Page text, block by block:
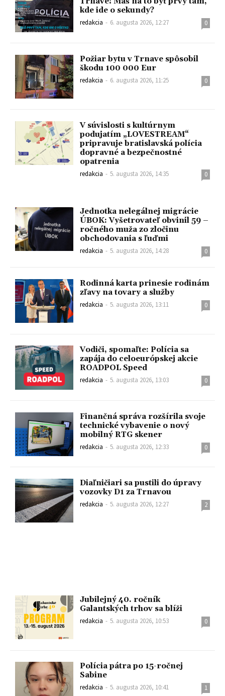
kde ide o sekundy?
redakcia - 6. augusta 2026, 12:27 0
Požiar bytu v Trnave spôsobil
škodu 100 000 Eur
redakcia - 6. augusta 2026, 11:25 0
V súvislosti s kultúrnym
podujatím „LOVESTREAM“
pripravuje bratislavská polícia
dopravné a bezpečnostné
opatrenia
redakcia - 5. augusta 2026, 14:35 0
Jednotka nelegálnej migrácie
ÚBOK: Vyšetrovateľ obvinil 59 –
ročného muža zo zločinu
obchodovania s ľuďmi
redakcia - 5. augusta 2026, 14:28 0
Rodinná karta prinesie rodinám
zľavy na tovary a služby
redakcia - 5. augusta 2026, 13:11 0
Vodiči, spomaľte: Polícia sa
zapája do celoeurópskej akcie
ROADPOL Speed
redakcia - 5. augusta 2026, 13:03 0
Finančná správa rozšírila svoje
technické vybavenie o nový
mobilný RTG skener
redakcia - 5. augusta 2026, 12:33 0
Diaľničiari sa pustili do úpravy
vozovky D1 za Trnavou
redakcia - 5. augusta 2026, 12:27 2
Jubilejný 40. ročník
Galantských trhov sa blíži
redakcia - 5. augusta 2026, 10:53 0
Polícia pátra po 15-ročnej
Sabine
redakcia - 5. augusta 2026, 10:41 1